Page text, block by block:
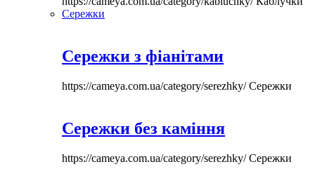
Сережки
Сережки з фіанітами
https://cameya.com.ua/category/serezhky/Сережки
Сережки без каміння
https://cameya.com.ua/category/serezhky/Сережки